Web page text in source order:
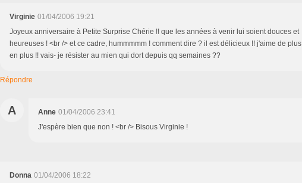
Virginie 01/04/2006 19:21
Joyeux anniversaire à Petite Surprise Chérie !! que les années à venir lui soient douces et
heureuses ! <br /> et ce cadre, hummmmm ! comment dire ? il est délicieux !! j'aime de plus
en plus !! vais- je résister au mien qui dort depuis qq semaines ??
Répondre
A Anne 01/04/2006 23:41
J'espère bien que non ! <br /> Bisous Virginie !
Donna 01/04/2006 18:22